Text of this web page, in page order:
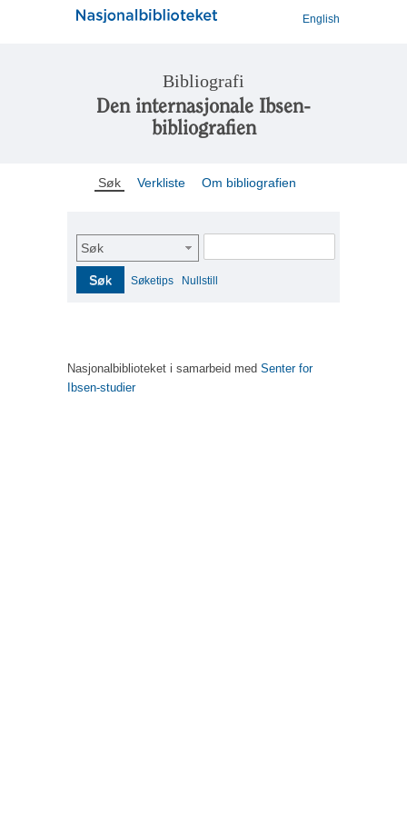
English
Bibliografi
Den internasjonale Ibsen-
bibliografien
Søk Verkliste Om bibliografien
Søk
Søk Søketips Nullstill
Nasjonalbiblioteket i samarbeid med Senter for
Ibsen-studier